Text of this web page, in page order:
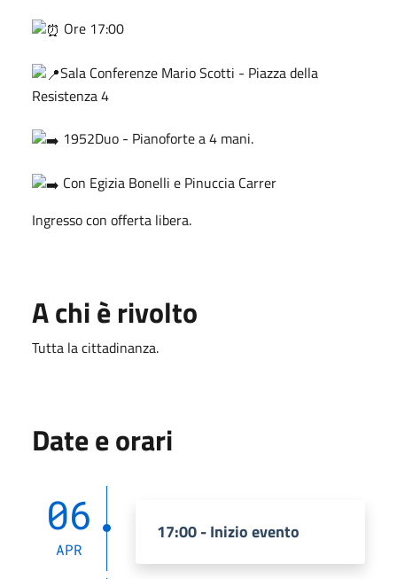
Ore 17:00
Sala Conferenze Mario Scotti - Piazza della
Resistenza 4
1952Duo - Pianoforte a 4 mani.
Con Egizia Bonelli e Pinuccia Carrer
Ingresso con offerta libera.
A chi è rivolto
Tutta la cittadinanza.
Date e orari
06
APR
17:00 - Inizio evento